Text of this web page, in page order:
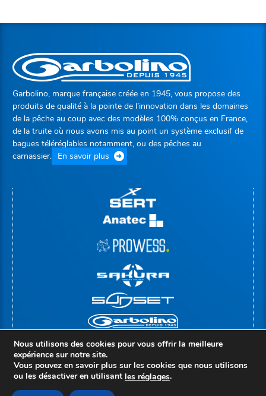
Garbolino, marque française créée en 1945, vous propose des
produits de qualité à la pointe de l’innovation dans les domaines
de la pêche au coup avec des modèles 100% conçus en France,
de la truite où nous avons mis au point un système exclusif de
bagues téléréglables notamment, ou des pêches au
carnassier. En savoir plus
© Copyright 2026 |
Nous utilisons des cookies pour vous offrir la meilleure
expérience sur notre site.
Vous pouvez en savoir plus sur les cookies que nous utilisons
ou les désactiver en utilisant les réglages.